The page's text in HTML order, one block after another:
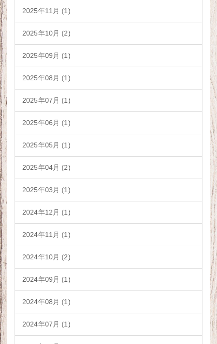
2025年11月 (1)
2025年10月 (2)
2025年09月 (1)
2025年08月 (1)
2025年07月 (1)
2025年06月 (1)
2025年05月 (1)
2025年04月 (2)
2025年03月 (1)
2024年12月 (1)
2024年11月 (1)
2024年10月 (2)
2024年09月 (1)
2024年08月 (1)
2024年07月 (1)